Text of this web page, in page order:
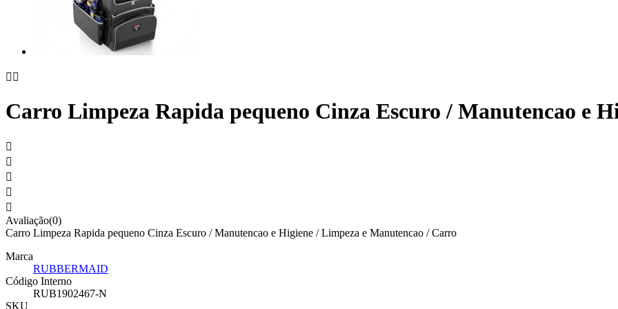
 
Carro Limpeza Rapida pequeno Cinza Escuro / Manutencao e





Avaliação(0)
Carro Limpeza Rapida pequeno Cinza Escuro / Manutencao e Higiene / Limpeza e Manutencao / Carro
Marca
RUBBERMAID
Código Interno
RUB1902467-N
SKU